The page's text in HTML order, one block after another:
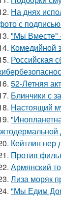
На днях
с
"Мы Вместе"
Комедийной
Российская
52-Летняя
Блинчики с
Настоящий
Кейтлин нер
Против
Армянский
Лиза моряк
"Мы Едим